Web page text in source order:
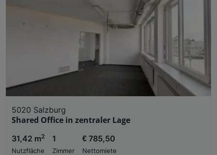
5020 Salzburg
Shared Office in zentraler Lage
31,42 m2
Nutzfläche
1
Zimmer
€ 785,50
Nettomiete